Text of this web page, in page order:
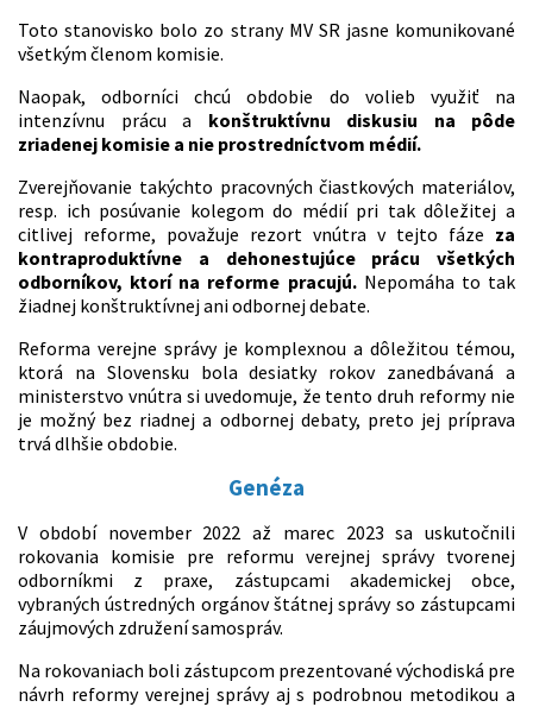
Toto stanovisko bolo zo strany MV SR jasne komunikované
všetkým členom komisie.
Naopak, odborníci chcú obdobie do volieb využiť na
intenzívnu prácu a konštruktívnu diskusiu na pôde
zriadenej komisie a nie prostredníctvom médií.
Zverejňovanie takýchto pracovných čiastkových materiálov,
resp. ich posúvanie kolegom do médií pri tak dôležitej a
citlivej reforme, považuje rezort vnútra v tejto fáze za
kontraproduktívne a dehonestujúce prácu všetkých
odborníkov, ktorí na reforme pracujú.Nepomáha to tak
žiadnej konštruktívnej ani odbornej debate.
Reforma verejne správy je komplexnou a dôležitou témou,
ktorá na Slovensku bola desiatky rokov zanedbávaná a
ministerstvo vnútra si uvedomuje, že tento druh reformy nie
je možný bez riadnej a odbornej debaty, preto jej príprava
trvá dlhšie obdobie.
Genéza
V období november 2022 až marec 2023 sa uskutočnili
rokovania komisie pre reformu verejnej správy tvorenej
odborníkmi z praxe, zástupcami akademickej obce,
vybraných ústredných orgánov štátnej správy so zástupcami
záujmových združení samospráv.
Na rokovaniach boli zástupcom prezentované východiská pre
návrh reformy verejnej správy aj s podrobnou metodikou a